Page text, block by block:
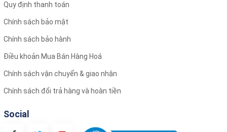
Quy định thanh toán
Chính sách bảo mật
Chính sách bảo hành
Điều khoản Mua Bán Hàng Hoá
Chính sách vận chuyển & giao nhận
Chính sách đổi trả hàng và hoàn tiền
Social